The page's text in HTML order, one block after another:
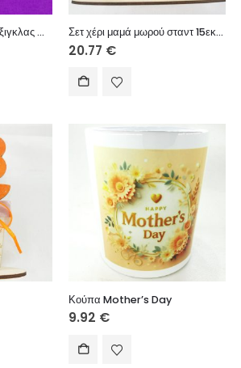
Πάζλ εκτυπωμένο πλεξιγκλας Μαμά Σετ χέρι μαμά μωρού σταντ 15εκ και μεταλλικό μπρελόκ
20.77 €
Κούπα Mother’s Day
9.92 €